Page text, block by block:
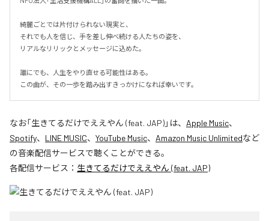
綺麗ごとでは片付けられない現実と、
それでも人を信じ、手を差し伸べ続ける人たちの姿を、
リアルなリリックとメッセージに込めた。
誰にでも、人生をやり直せる可能性はある。
この曲が、その一歩を踏み出すきっかけになれば幸いです。
なお「生きてるだけでええやん (feat. JAP)」は、 Apple Music、
Spotify、 LINE MUSIC、 YouTube Music、 Amazon Music Unlimitedなど
の音楽配信サービスで聴くことができる。
各配信サービス： 生きてるだけでええやん (feat. JAP)